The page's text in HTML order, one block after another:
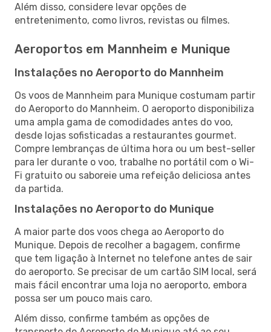
Além disso, considere levar opções de
entretenimento, como livros, revistas ou filmes.
Aeroportos em Mannheim e Munique
Instalações no Aeroporto do Mannheim
Os voos de Mannheim para Munique costumam partir
do Aeroporto do Mannheim. O aeroporto disponibiliza
uma ampla gama de comodidades antes do voo,
desde lojas sofisticadas a restaurantes gourmet.
Compre lembranças de última hora ou um best-seller
para ler durante o voo, trabalhe no portátil com o Wi-
Fi gratuito ou saboreie uma refeição deliciosa antes
da partida.
Instalações no Aeroporto do Munique
A maior parte dos voos chega ao Aeroporto do
Munique. Depois de recolher a bagagem, confirme
que tem ligação à Internet no telefone antes de sair
do aeroporto. Se precisar de um cartão SIM local, será
mais fácil encontrar uma loja no aeroporto, embora
possa ser um pouco mais caro.
Além disso, confirme também as opções de